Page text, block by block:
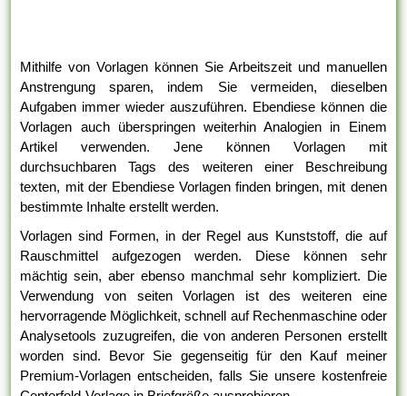
Mithilfe von Vorlagen können Sie Arbeitszeit und manuellen
Anstrengung sparen, indem Sie vermeiden, dieselben
Aufgaben immer wieder auszuführen. Ebendiese können die
Vorlagen auch überspringen weiterhin Analogien in Einem
Artikel verwenden. Jene können Vorlagen mit
durchsuchbaren Tags des weiteren einer Beschreibung
texten, mit der Ebendiese Vorlagen finden bringen, mit denen
bestimmte Inhalte erstellt werden.
Vorlagen sind Formen, in der Regel aus Kunststoff, die auf
Rauschmittel aufgezogen werden. Diese können sehr
mächtig sein, aber ebenso manchmal sehr kompliziert. Die
Verwendung von seiten Vorlagen ist des weiteren eine
hervorragende Möglichkeit, schnell auf Rechenmaschine oder
Analysetools zuzugreifen, die von anderen Personen erstellt
worden sind. Bevor Sie gegenseitig für den Kauf meiner
Premium-Vorlagen entscheiden, falls Sie unsere kostenfreie